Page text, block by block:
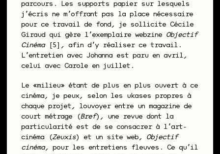
parcours. Les supports papier sur lesquels
jʼécris ne mʼoffrant pas la place nécessaire
pour ce travail de fond, je sollicite Cécile
Giraud qui gère lʼexemplaire webzine Objectif
Cinéma[5], afin dʼy réaliser ce travail.
Lʼentretien avec Johanna est paru en avril,
celui avec Carole en juillet.
Le «milieu» étant de plus en plus ouvert à ce
cinéma, je peux, selon les ukases propres à
chaque projet, louvoyer entre un magazine de
court métrage (Bref), une revue dont la
particularité est de se consacrer à lʼart-
cinéma (Zeuxis) et un site web, Objectif
cinéma, pour les entretiens fleuves. Ce quʼil